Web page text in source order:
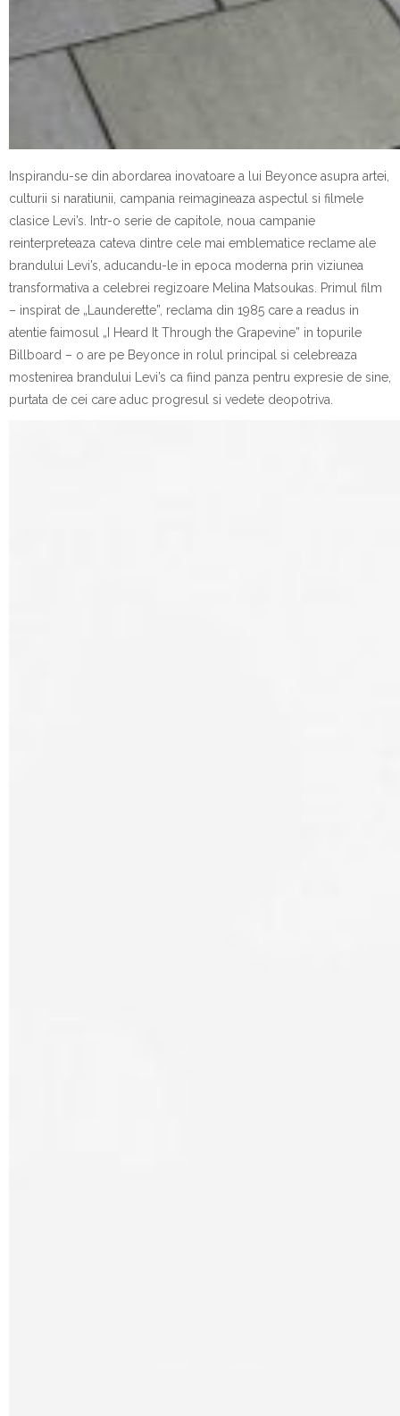
Inspirandu-se din abordarea inovatoare a lui Beyonce asupra artei,
culturii si naratiunii, campania reimagineaza aspectul si filmele
clasice Levi’s. Intr-o serie de capitole, noua campanie
reinterpreteaza cateva dintre cele mai emblematice reclame ale
brandului Levi’s, aducandu-le in epoca moderna prin viziunea
transformativa a celebrei regizoare Melina Matsoukas. Primul film
– inspirat de „Launderette”, reclama din 1985 care a readus in
atentie faimosul „I Heard It Through the Grapevine” in topurile
Billboard – o are pe Beyonce in rolul principal si celebreaza
mostenirea brandului Levi’s ca fiind panza pentru expresie de sine,
purtata de cei care aduc progresul si vedete deopotriva.